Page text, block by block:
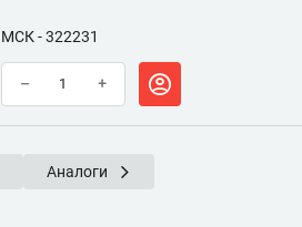
МСК - 322231
– +
Аналоги